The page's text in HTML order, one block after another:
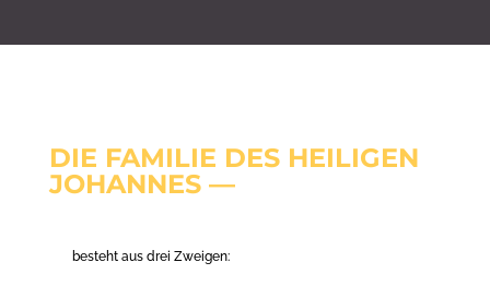
DIE FAMILIE DES HEILIGEN
JOHANNES —
besteht aus drei Zweigen: